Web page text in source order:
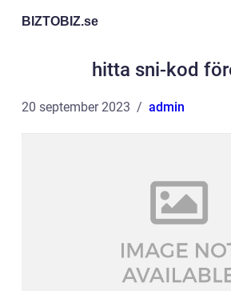
BIZTOBIZ.se
hitta sni-kod
20 september 2023 admin